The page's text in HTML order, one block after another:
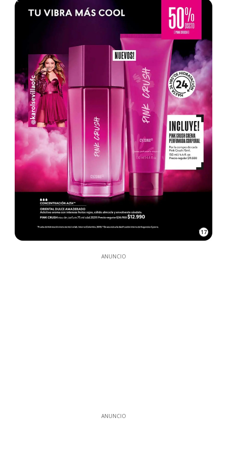
17
ANUNCIO
ANUNCIO